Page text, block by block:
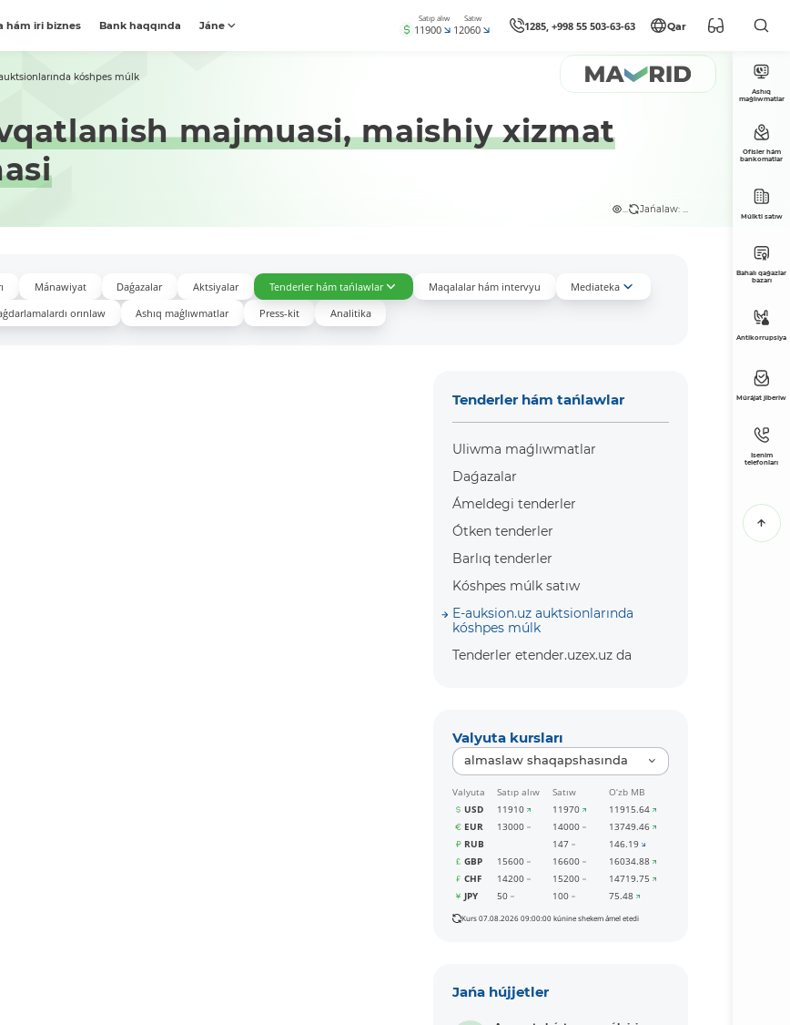
hám iri biznes Bank haqqında Jáne
Satıp alıw
11900
Satıw
12060 1285, +998 55 503-63-63 Qar
kóshpes múlk
majmuasi, maishiy xizmat
Jańalaw: ...
Mánawiyat Daǵazalar Aktsiyalar Tenderler hám tańlawlar Maqalalar hám intervyu
Mediateka
orınlaw Ashıq maǵlıwmatlar Press-kit Analitika
Tenderler hám tańlawlar
Uliwma maǵlıwmatlar
Daǵazalar
Ámeldegi tenderler
Ótken tenderler
Barlıq tenderler
Kóshpes múlk satıw
E-auksion.uz auktsionlarında
kóshpes múlk
Tenderler etender.uzex.uz da
Valyuta kursları
almaslaw shaqapshasında
Valyuta Satıp alıw Satıw
O‘zb MB
USD
11910 11970
11915.64
EUR
13000 14000
13749.46
RUB
147
146.19
GBP
15600 16600
16034.88
CHF
14200 15200
14719.75
JPY
50 100 75.48
Kurs 07.08.2026 09:00:00 kúnine shekem ámel etedi
Jańa hújjetler
Ashıq
maǵlıwmatlar
Ofisler hám
bankomatlar
Múlkti satıw
Bahalı qaǵazlar
bazarı
Antikorrupsiya
Múrájat jiberiw
Isenim
telefonları